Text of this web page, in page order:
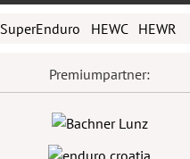
SuperEnduro HEWC HEWR
Premiumpartner: